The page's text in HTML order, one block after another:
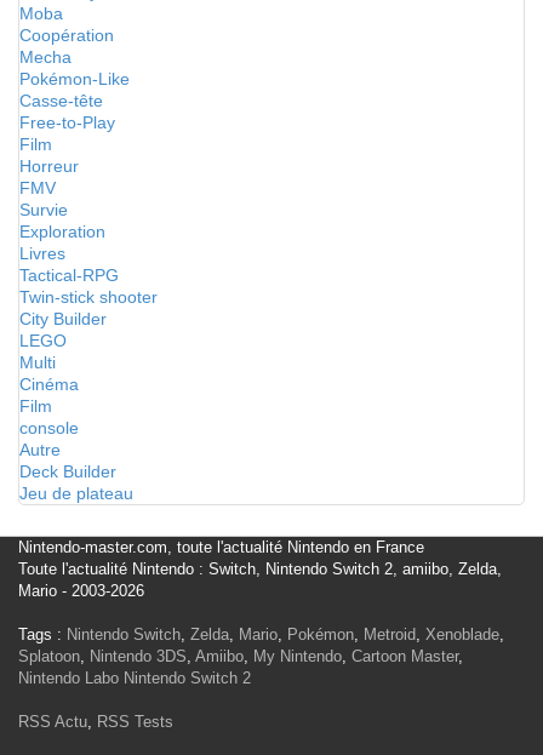
Moba
Coopération
Mecha
Pokémon-Like
Casse-tête
Free-to-Play
Film
Horreur
FMV
Survie
Exploration
Livres
Tactical-RPG
Twin-stick shooter
City Builder
LEGO
Multi
Cinéma
Film
console
Autre
Deck Builder
Jeu de plateau
Nintendo-master.com, toute l'actualité Nintendo en France
Toute l'actualité Nintendo : Switch, Nintendo Switch 2, amiibo, Zelda,
Mario - 2003-2026
Tags : Nintendo Switch, Zelda, Mario, Pokémon, Metroid, Xenoblade,
Splatoon, Nintendo 3DS, Amiibo, My Nintendo, Cartoon Master,
Nintendo Labo Nintendo Switch 2
RSS Actu, RSS Tests